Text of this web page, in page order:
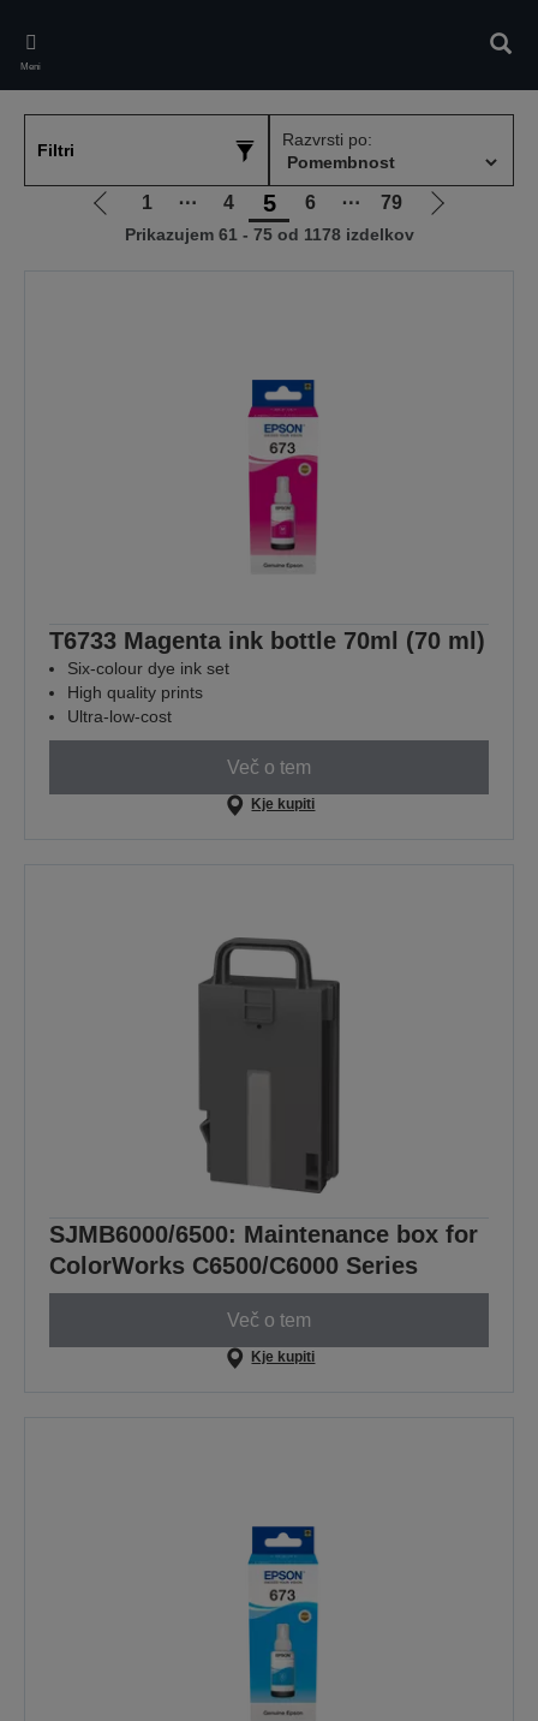
main
content
Meni
Filtri
Razvrsti po:
Pojdi
1 ⋯ 4 5 6 ⋯ 79
Pojdi
Prikazujem 61 - 75 od 1178 izdelkov
T6733 Magenta ink bottle 70ml (70 ml)
Six-colour dye ink set
High quality prints
Ultra-low-cost
Več o tem
Kje kupiti
SJMB6000/6500: Maintenance box for
ColorWorks C6500/C6000 Series
Več o tem
Kje kupiti